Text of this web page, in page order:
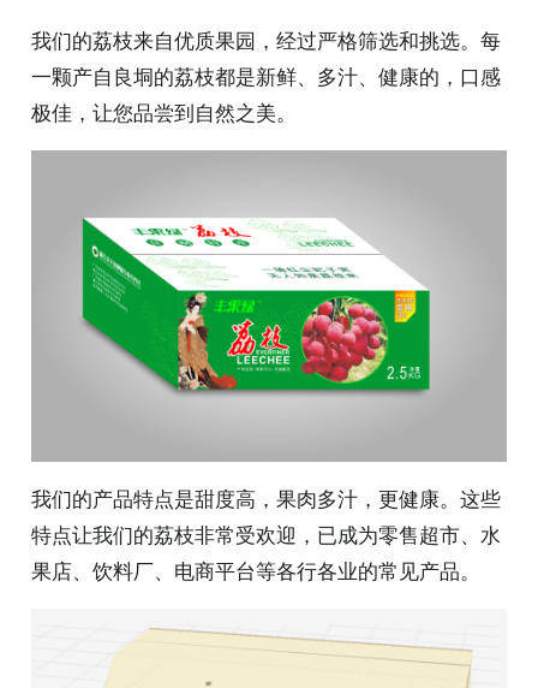
我们的荔枝来自优质果园，经过严格筛选和挑选。每
一颗产自良垌的荔枝都是新鲜、多汁、健康的，口感
极佳，让您品尝到自然之美。
我们的产品特点是甜度高，果肉多汁，更健康。这些
特点让我们的荔枝非常受欢迎，已成为零售超市、水
果店、饮料厂、电商平台等各行各业的常见产品。